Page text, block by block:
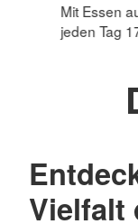
Mit Essen
jeden Tag
Vielfalt